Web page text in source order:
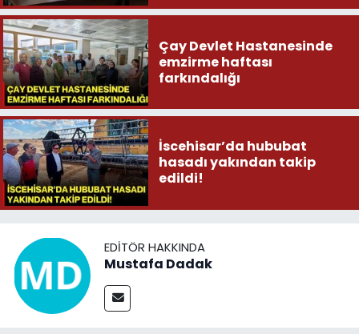
Çay Devlet Hastanesinde
emzirme haftası
farkındalığı
İscehisar’da hububat
hasadı yakından takip
edildi!
EDITÖR HAKKINDA
Mustafa Dadak